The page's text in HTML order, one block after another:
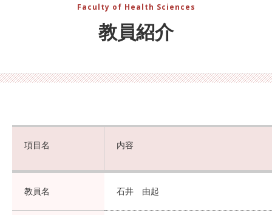
Faculty of Health Sciences
教員紹介
項目名 内容
教員名 石井 由起